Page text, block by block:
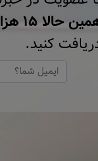
۱۵ هزار تومان کد‌تخفیف خرید آنلاین
کنید.